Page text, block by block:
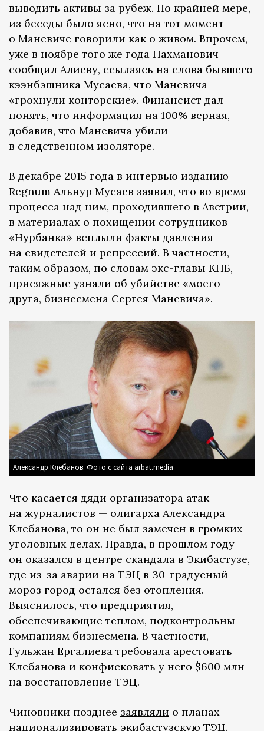
выводить активы за рубеж. По крайней мере,
из беседы было ясно, что на тот момент
о Маневиче говорили как о живом. Впрочем,
уже в ноябре того же года Нахманович
сообщил Алиеву, ссылаясь на слова бывшего
кээнбэшника Мусаева, что Маневича
«грохнули конторские». Финансист дал
понять, что информация на 100% верная,
добавив, что Маневича убили
в следственном изоляторе.
В декабре 2015 года в интервью изданию
Regnum Альнур Мусаев заявил, что во время
процесса над ним, проходившего в Австрии,
в материалах о похищении сотрудников
«Нурбанка» всплыли факты давления
на свидетелей и репрессий. В частности,
таким образом, по словам экс-главы КНБ,
присяжные узнали об убийстве «моего
друга, бизнесмена Сергея Маневича».
Александр Клебанов. Фото с сайта arbat.media
Что касается дяди организатора атак
на журналистов — олигарха Александра
Клебанова, то он не был замечен в громких
уголовных делах. Правда, в прошлом году
он оказался в центре скандала в Экибастузе,
где из-за аварии на ТЭЦ в 30-градусный
мороз город остался без отопления.
Выяснилось, что предприятия,
обеспечивающие теплом, подконтрольны
компаниям бизнесмена. В частности,
Гульжан Ергалиева требовала арестовать
Клебанова и конфисковать у него $600 млн
на восстановление ТЭЦ.
Чиновники позднее заявляли о планах
национализировать экибастузскую ТЭЦ.